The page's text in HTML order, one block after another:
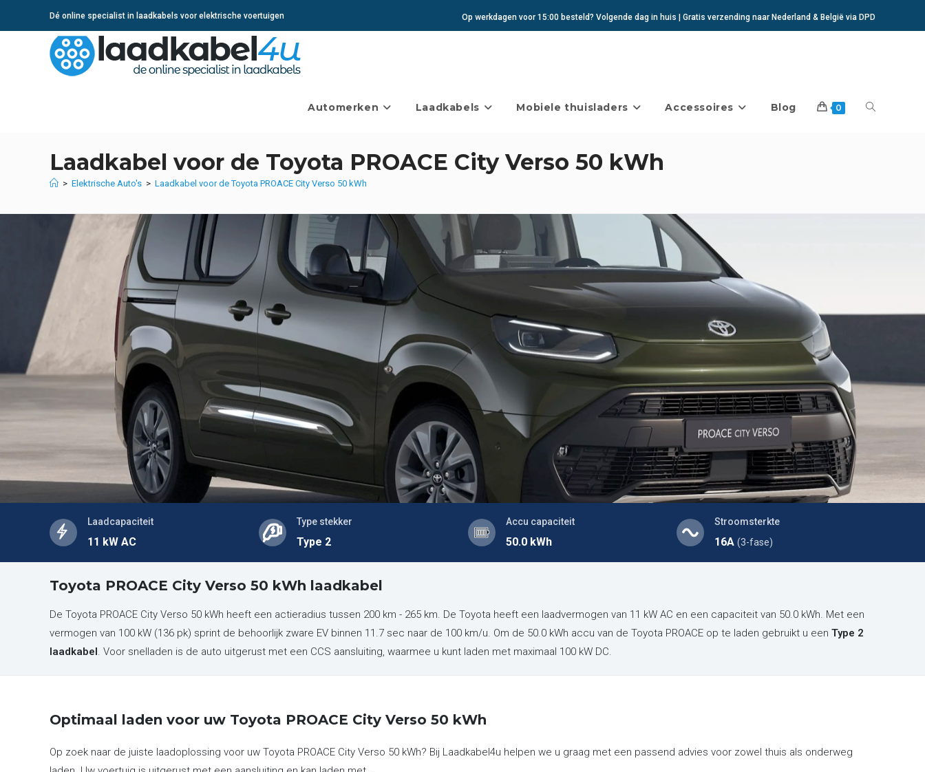
Dé online specialist in laadkabels voor elektrische voertuigen Op werkdagen voor 15:00 besteld? Volgende dag in huis | Gratis verzending naar Nederland & België via DPD
Automerken Laadkabels Mobiele thuisladers Accessoires Blog 0 Toggle
Laadkabel voor de Toyota PROACE City Verso 50 kWh
> Elektrische Auto's > Laadkabel voor de Toyota PROACE City Verso 50 kWh
Laadcapaciteit
11 kW AC
Type stekker
Type 2
Accu capaciteit
50.0 kWh
Stroomsterkte
16A(3-fase)
Toyota PROACE City Verso 50 kWh laadkabel
De Toyota PROACE City Verso 50 kWh heeft een actieradius tussen 200 km - 265 km. De Toyota heeft een laadvermogen van 11 kW AC en een capaciteit van 50.0 kWh. Met een
vermogen van 100 kW (136 pk) sprint de behoorlijk zware EV binnen 11.7 sec naar de 100 km/u. Om de 50.0 kWh accu van de Toyota PROACE op te laden gebruikt u een Type 2
laadkabel. Voor snelladen is de auto uitgerust met een CCS aansluiting, waarmee u kunt laden met maximaal 100 kW DC.
Optimaal laden voor uw Toyota PROACE City Verso 50 kWh
Op zoek naar de juiste laadoplossing voor uw Toyota PROACE City Verso 50 kWh? Bij Laadkabel4u helpen we u graag met een passend advies voor zowel thuis als onderweg